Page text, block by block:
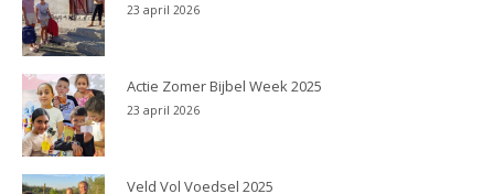
23 april 2026
Actie Zomer Bijbel Week 2025
23 april 2026
Veld Vol Voedsel 2025